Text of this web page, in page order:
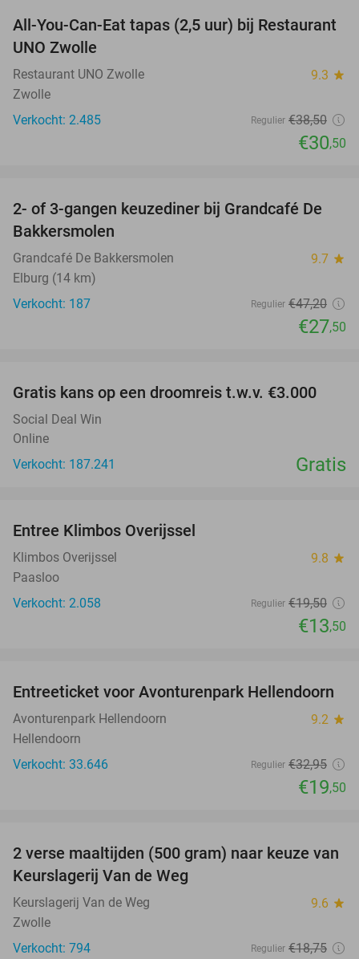
21%
All-You-Can-Eat tapas (2,5 uur) bij Restaurant
UNO Zwolle
Restaurant UNO Zwolle 9.3 star
Zwolle
Verkocht: 2.485
Regulier €38,50
€30,50
42%
2- of 3-gangen keuzediner bij Grandcafé De
Bakkersmolen
Grandcafé De Bakkersmolen 9.7 star
Elburg (14 km)
Verkocht: 187
Regulier €47,20
€27,50
Gratis kans op een droomreis t.w.v. €3.000
Social Deal Win
Online
Verkocht: 187.241
Gratis
Entree Klimbos Overijssel
Klimbos Overijssel 9.8 star
Paasloo
Verkocht: 2.058
Regulier €19,50
€13,50
41%
Entreeticket voor Avonturenpark Hellendoorn
Avonturenpark Hellendoorn 9.2 star
Hellendoorn
Verkocht: 33.646
Regulier €32,95
€19,50
44%
2 verse maaltijden (500 gram) naar keuze van
Keurslagerij Van de Weg
Keurslagerij Van de Weg 9.6 star
Zwolle
Verkocht: 794
Regulier €18,75